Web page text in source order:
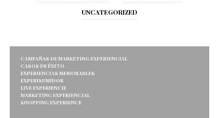
UNCATEGORIZED
CAMPAÑAS DE MARKETING EXPERIENCIAL
CASOS DE ÉXITO
EXPERIENCIAS MEMORABLES
EXPERISUMIDOR
LIVE EXPERIENCIE
MARKETING EXPERIENCIAL
SHOPPING EXPERIENCE